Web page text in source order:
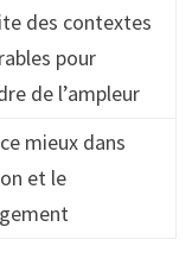
des contextes
pour
de l’ampleur
mieux dans
et le